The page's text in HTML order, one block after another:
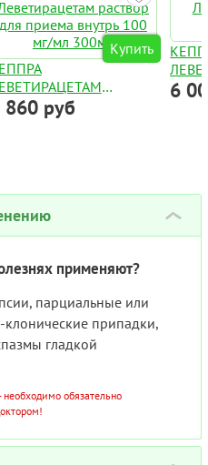
Купить
ДЛЯ ПРИЕМА
100 МГ/МЛ
860 руб
6
›
применяют?
парциальные или
припадки,
гладкой
обязательно